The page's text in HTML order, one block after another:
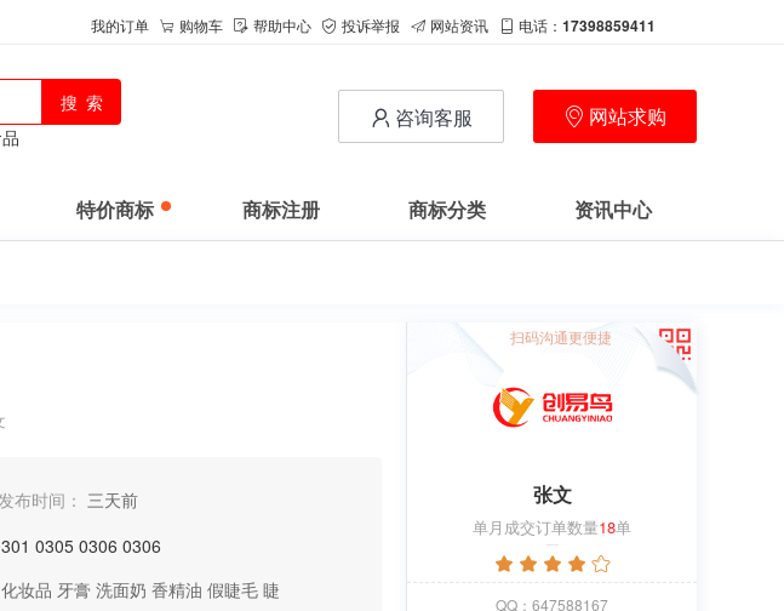
我的订单 购物车 帮助中心 投诉举报 网站资讯 电话： 17398859411
咨询客服 网站求购
特价商标 商标注册 商标分类 资讯中心
布时间： 三天前
0305 0306 0306
化妆品 牙膏 洗面奶 香精油 假睫毛 睫
扫码沟通更便捷
张文
单月成交订单数量18单
QQ：647588167